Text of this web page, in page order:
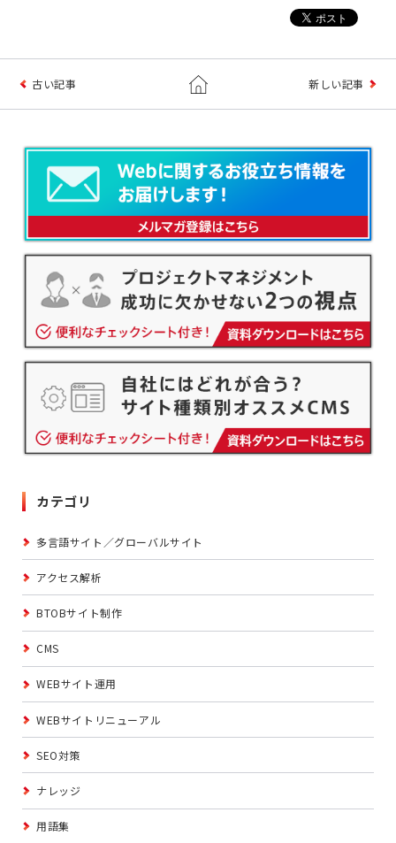
古い記事 新しい記事
カテゴリ
多言語サイト／グローバルサイト
アクセス解析
BTOBサイト制作
CMS
WEBサイト運用
WEBサイトリニューアル
SEO対策
ナレッジ
用語集